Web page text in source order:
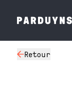
Retour